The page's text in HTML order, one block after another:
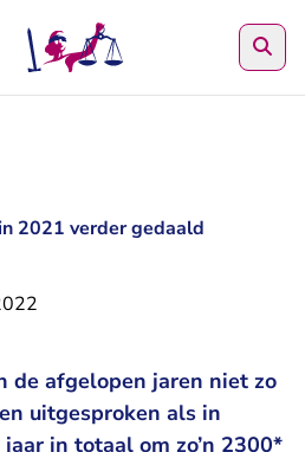
2021 verder gedaald
de afgelopen jaren niet zo
uitgesproken als in
in totaal om zo’n 2300*